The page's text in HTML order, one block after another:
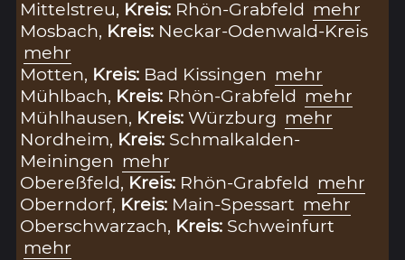
Mittelstreu, Kreis: Rhön-Grabfeld mehr
Mosbach, Kreis: Neckar-Odenwald-Kreis
mehr
Motten, Kreis: Bad Kissingen mehr
Mühlbach, Kreis: Rhön-Grabfeld mehr
Mühlhausen, Kreis:Würzburg mehr
Nordheim, Kreis: Schmalkalden-
Meiningen mehr
Obereßfeld, Kreis: Rhön-Grabfeld mehr
Oberndorf, Kreis: Main-Spessart mehr
Oberschwarzach, Kreis: Schweinfurt
mehr